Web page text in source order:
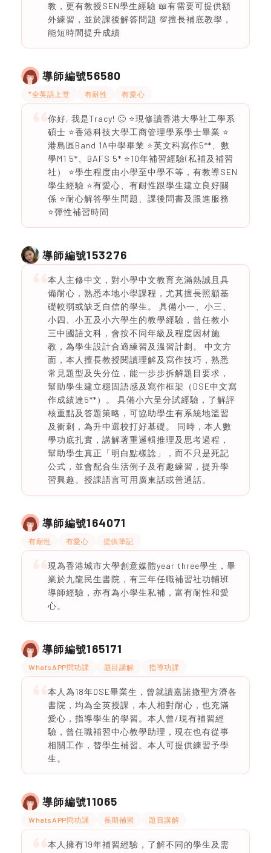
教，更有教授SEN學生經驗 📖有需要可提供額
外練習，並於課後解答問題 💯擅長補底教學，
能短時間提升成績
導師編號56580
*全英語上堂 有耐性 有愛心
你好, 我是Tracy! 🙂 ⭐️現修讀香港大學社工學系
碩士 ⭐️香港科技大學工商管理學系學士畢業 ⭐️
港島區Band 1A中學畢業 ⭐️英文科寫作5**、數
學M1 5*、BAFS 5* ⭐️10年補習經驗(私補及補習
社） ⭐️學生程度由小學至中學不等，有教導SEN
學生經驗 ⭐️有愛心、有耐性跟學生建立良好關
係 ⭐️耐心解答學生問題、課後問書及跟進服務
⭐️彈性補習時間
導師編號153276
本人主修中文，對小學中文教育充滿熱誠且具
備耐心，熟悉本地小學課程，尤其擅長照顧基
礎較弱或缺乏自信的學生。 具備小一、小三、
小四、小五及小六學生的教學經驗，曾任教小
三中國語文科，會按不同年級及程度因材施
教，為學生設計合適練習及溫習計劃。 中文方
面，本人擅長教授閱讀理解及寫作技巧，熟悉
常見題型及失分位，能一步步拆解題目要求，
幫助學生建立穩固語感及寫作框架（DSE中文寫
作成績達5**）。 具備小六呈分試經驗，了解評
核重點及答題策略，可協助學生有系統地溫習
及衝刺，為升中選校打好基礎。 同時，本人數
學功底扎實，講解著重邏輯推理及思考過程，
幫助學生真正「明白點樣諗」，而不只是死記
公式，並會配合生活例子及有趣練習，提升學
習興趣。授課語言可用廣東話或普通話。
導師編號164071
有耐性 有愛心 提供筆記
現為香港城市大學創意媒體year three學生，畢
業於九龍民生書院，有三年任職補習社功輔班
導師經驗，亦有為小學生私補，富有耐性和愛
心。
導師編號165171
WhatsAPP問功課 題目講解 指導功課
本人為18年DSE畢業生，曾就讀嘉諾撒聖方濟各
書院，均為全英授課，本人相對耐心，也充滿
愛心，指導學生的學習。本人曾/現有補習經
驗，曾任職補習中心教學助理，現在也有從事
相關工作，替學生補習。本人可提供練習予學
生。
導師編號11065
WhatsAPP問功課 長期補習 題目講解
本人擁有19年補習經驗，了解不同的學生及需